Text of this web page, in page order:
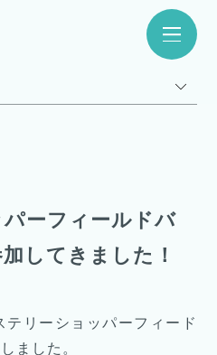
ーフィールドバ
してきました！
リーショッパーフィード
ました。